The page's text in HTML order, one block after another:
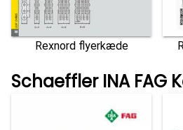
Rexnord flyerkæde
Schaeffler INA FAG